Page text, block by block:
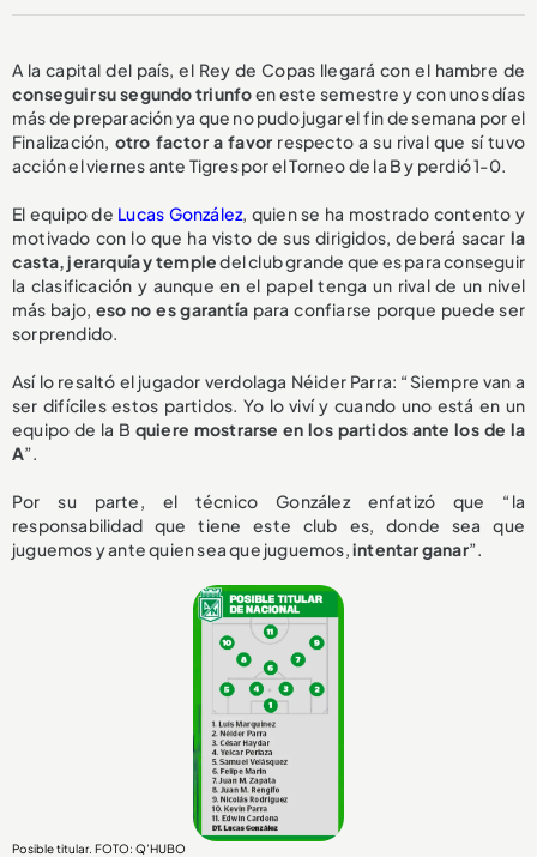
A la capital del país, el Rey de Copas llegará con el hambre de
conseguir su segundo triunfoen este semestre y con unos días
más de preparación ya que no pudo jugar el fin de semana por el
Finalización, otro factor a favor respecto a su rival que sí tuvo
acción el viernes ante Tigres por el Torneo de la B y perdió 1-0.
El equipo de Lucas González, quien se ha mostrado contento y
motivado con lo que ha visto de sus dirigidos, deberá sacar la
casta, jerarquía y templedel club grande que es para conseguir
la clasificación y aunque en el papel tenga un rival de un nivel
más bajo, eso no es garantía para confiarse porque puede ser
sorprendido.
Así lo resaltó el jugador verdolaga Néider Parra: “Siempre van a
ser difíciles estos partidos. Yo lo viví y cuando uno está en un
equipo de la B quiere mostrarse en los partidos ante los de la
A”.
Por su parte, el técnico González enfatizó que “la
responsabilidad que tiene este club es, donde sea que
juguemos y ante quien sea que juguemos,intentar ganar”.
Posible titular. FOTO: Q’HUBO